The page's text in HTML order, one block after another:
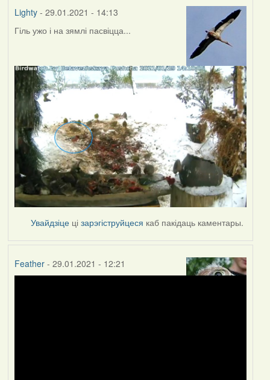
Lighty- 29.01.2021 - 14:13
Гіль ужо і на зямлі пасвіцца...
Увайдзіце цізарэгіструйцеся каб пакідаць каментары.
Feather- 29.01.2021 - 12:21